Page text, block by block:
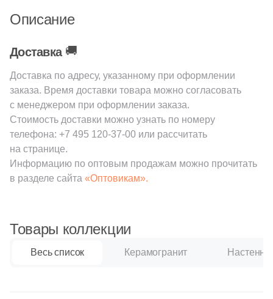
Cifre (103)
Cl Ker (34)
Click Ceramica (3)
Codicer (23)
Coem Ceramiche (5)
Colorker (83)
Cotto Petrus (2)
Описание
Доставка 🚚
Доставка по адресу, указанному при оформлении
заказа. Время доставки товара можно согласовать
с менеджером при оформлении заказа.
Стоимость доставки можно узнать по номеру
телефона: +7 495 120-37-00 или рассчитать
на странице.
Информацию по оптовым продажам можно прочитать
в разделе сайта «Оптовикам».
Товары коллекции
Весь список Керамогранит